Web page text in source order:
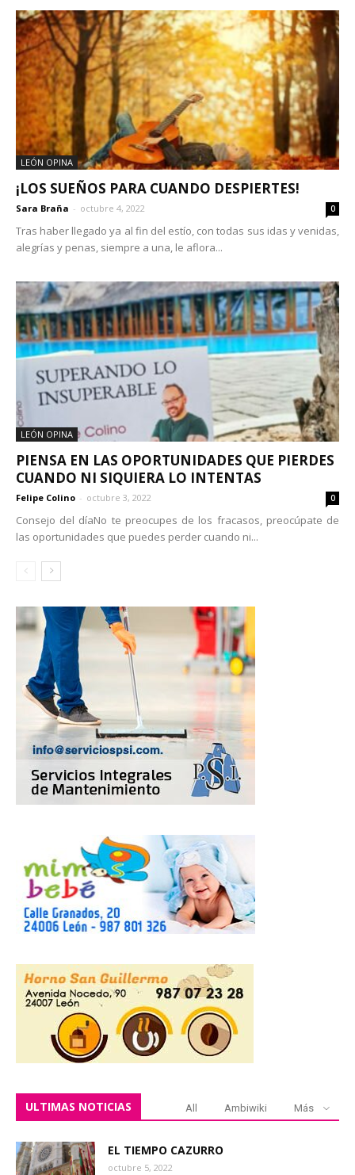
LEÓN OPINA
¡LOS SUEÑOS PARA CUANDO DESPIERTES!
Sara Braña - octubre 4, 2022 0
Tras haber llegado ya al fin del estío, con todas sus idas y venidas,
alegrías y penas, siempre a una, le aflora...
LEÓN OPINA
PIENSA EN LAS OPORTUNIDADES QUE PIERDES
CUANDO NI SIQUIERA LO INTENTAS
Felipe Colino - octubre 3, 2022 0
Consejo del díaNo te preocupes de los fracasos, preocúpate de
las oportunidades que puedes perder cuando ni...
ULTIMAS NOTICIAS All Ambiwiki Más
EL TIEMPO CAZURRO
octubre 5, 2022